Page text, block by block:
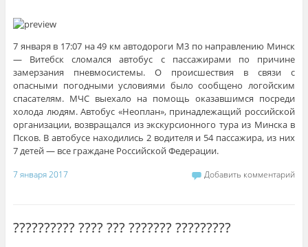
7 января в 17:07 на 49 км автодороги М3 по направлению Минск
— Витебск сломался автобус с пассажирами по причине
замерзания пневмосистемы. О происшествия в связи с
опасными погодными условиями было сообщено логойским
спасателям. МЧС выехало на помощь оказавшимся посреди
холода людям. Автобус «Неоплан», принадлежащий российской
организации, возвращался из экскурсионного тура из Минска в
Псков. В автобусе находились 2 водителя и 54 пассажира, из них
7 детей — все граждане Российской Федерации.
7 января 2017 Добавить комментарий
?????????? ???? ??? ??????? ?????????